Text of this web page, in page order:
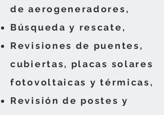
de aerogeneradores,
Búsqueda y rescate,
Revisiones de puentes,
cubiertas, placas solares
fotovoltaicas y térmicas,
Revisión de postes y